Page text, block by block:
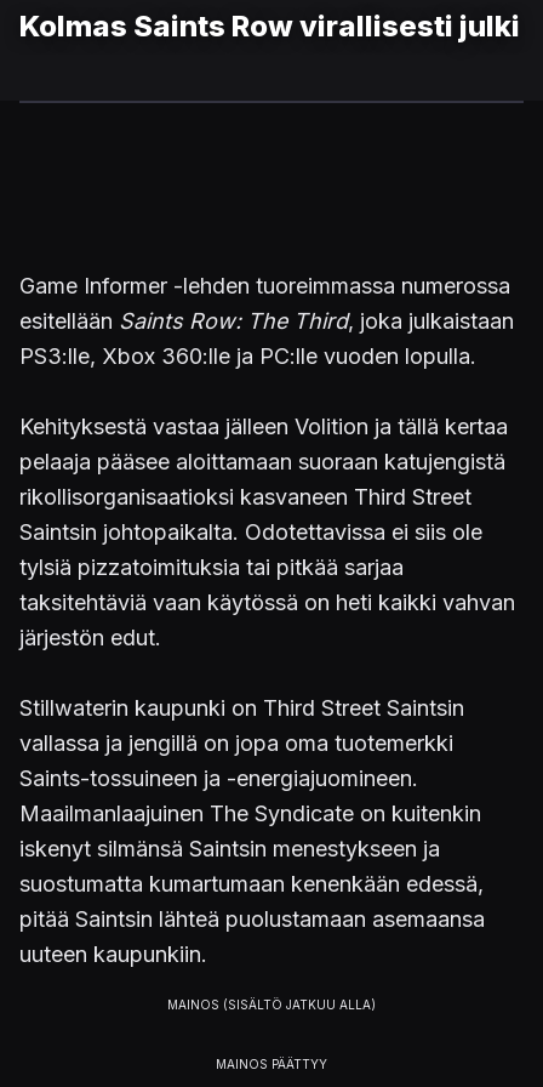
Kolmas Saints Row virallisesti julki
Game Informer -lehden tuoreimmassa numerossa
esitellään Saints Row: The Third, joka julkaistaan
PS3:lle, Xbox 360:lle ja PC:lle vuoden lopulla.
Kehityksestä vastaa jälleen Volition ja tällä kertaa
pelaaja pääsee aloittamaan suoraan katujengistä
rikollisorganisaatioksi kasvaneen Third Street
Saintsin johtopaikalta. Odotettavissa ei siis ole
tylsiä pizzatoimituksia tai pitkää sarjaa
taksitehtäviä vaan käytössä on heti kaikki vahvan
järjestön edut.
Stillwaterin kaupunki on Third Street Saintsin
vallassa ja jengillä on jopa oma tuotemerkki
Saints-tossuineen ja -energiajuomineen.
Maailmanlaajuinen The Syndicate on kuitenkin
iskenyt silmänsä Saintsin menestykseen ja
suostumatta kumartumaan kenenkään edessä,
pitää Saintsin lähteä puolustamaan asemaansa
uuteen kaupunkiin.